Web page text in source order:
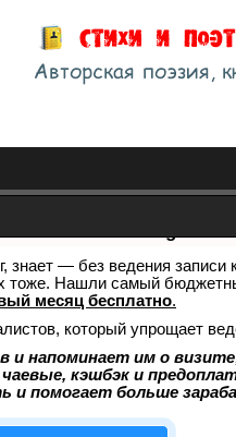
знает — без ведения
тоже. Нашли самый
месяц бесплатно.
который упрощает
и напоминает им о
кэшбэк и
и помогает больше